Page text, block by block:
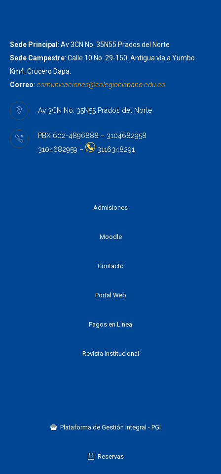
Sede Principal : Av 3CN No. 35N55 Prados del Norte
Sede Campestre: Calle 10 No. 29-150. Antigua vía a Yumbo
Km4. Crucero Dapa.
Correo: comunicaciones@colegiohispano.edu.co
Av 3CN No. 35N55 Prados del Norte
PBX 602-4896888 – 3104682958
3104682959 –
3116348291
Admisiones
Moodle
Contacto
Portal Web
Pagos en Línea
Revista Institucional
Plataforma de Gestión Integral - PGI
Reservas